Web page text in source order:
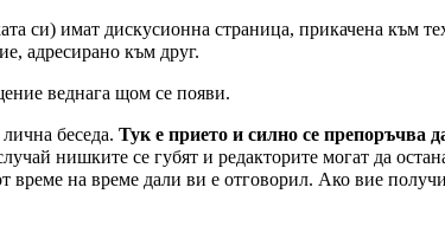
си) имат дискусионна страница, прикачена към
адресирано към друг.
веднага щом се появи.
беседа. Тук е прието и силно се препоръчва
нишките се губят и редакторите могат да
време на време дали ви е отговорил. Ако вие